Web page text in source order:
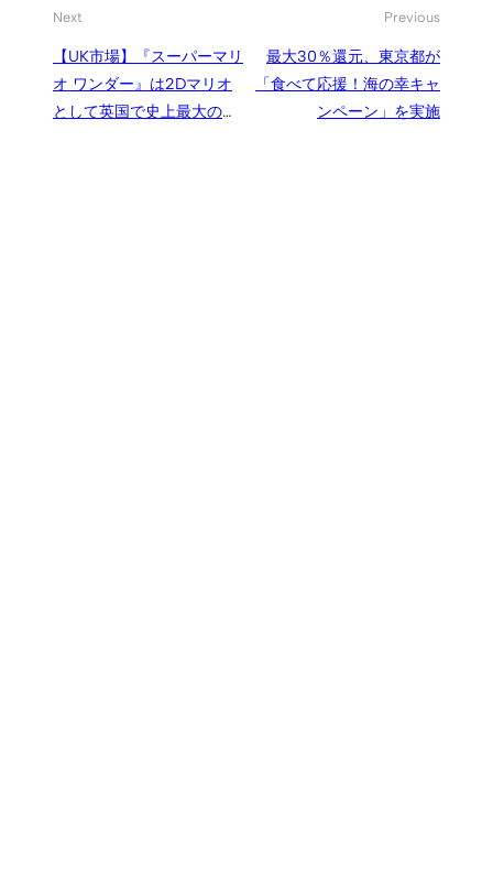
Next
【UK市場】『スーパーマリ
オ ワンダー』は2Dマリオ
として英国で史上最大のロ
Previous
最大30％還元、東京都が
「食べて応援！海の幸キャ
ンペーン」を実施